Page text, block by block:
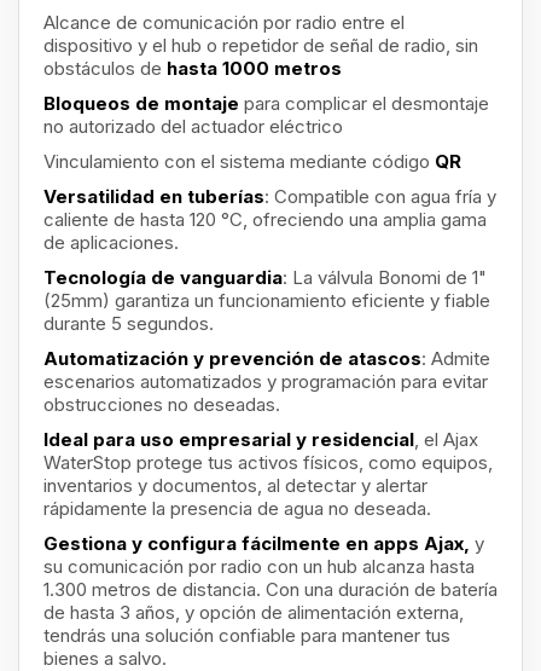
Alcance de comunicación por radio entre el
dispositivo y el hub o repetidor de señal de radio, sin
obstáculos de hasta 1000 metros
Bloqueos de montaje para complicar el desmontaje
no autorizado del actuador eléctrico
Vinculamiento con el sistema mediante código QR
Versatilidad en tuberías: Compatible con agua fría y
caliente de hasta 120 °C, ofreciendo una amplia gama
de aplicaciones.
Tecnología de vanguardia: La válvula Bonomi de 1"
(25mm) garantiza un funcionamiento eficiente y fiable
durante 5 segundos.
Automatización y prevención de atascos: Admite
escenarios automatizados y programación para evitar
obstrucciones no deseadas.
Ideal para uso empresarial y residencial, el Ajax
WaterStop protege tus activos físicos, como equipos,
inventarios y documentos, al detectar y alertar
rápidamente la presencia de agua no deseada.
Gestiona y configura fácilmente en apps Ajax, y
su comunicación por radio con un hub alcanza hasta
1.300 metros de distancia. Con una duración de batería
de hasta 3 años, y opción de alimentación externa,
tendrás una solución confiable para mantener tus
bienes a salvo.